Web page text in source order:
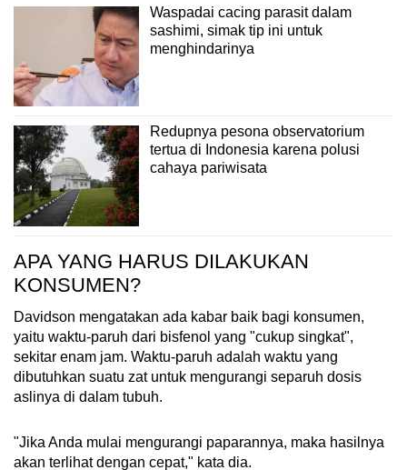
Waspadai cacing parasit dalam
sashimi, simak tip ini untuk
menghindarinya
Redupnya pesona observatorium
tertua di Indonesia karena polusi
cahaya pariwisata
APA YANG HARUS DILAKUKAN
KONSUMEN?
Davidson mengatakan ada kabar baik bagi konsumen,
yaitu waktu-paruh dari bisfenol yang "cukup singkat",
sekitar enam jam. Waktu-paruh adalah waktu yang
dibutuhkan suatu zat untuk mengurangi separuh dosis
aslinya di dalam tubuh.
"Jika Anda mulai mengurangi paparannya, maka hasilnya
akan terlihat dengan cepat," kata dia.